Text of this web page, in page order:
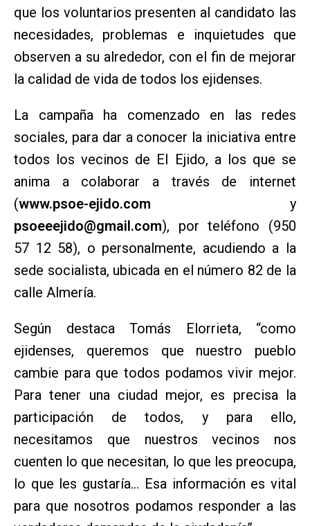
que los voluntarios presenten al candidato las
necesidades, problemas e inquietudes que
observen a su alrededor, con el fin de mejorar
la calidad de vida de todos los ejidenses.
La campaña ha comenzado en las redes
sociales, para dar a conocer la iniciativa entre
todos los vecinos de El Ejido, a los que se
anima a colaborar a través de internet
(www.psoe-ejido.com y
psoeeejido@gmail.com), por teléfono (950
57 12 58), o personalmente, acudiendo a la
sede socialista, ubicada en el número 82 de la
calle Almería.
Según destaca Tomás Elorrieta, “como
ejidenses, queremos que nuestro pueblo
cambie para que todos podamos vivir mejor.
Para tener una ciudad mejor, es precisa la
participación de todos, y para ello,
necesitamos que nuestros vecinos nos
cuenten lo que necesitan, lo que les preocupa,
lo que les gustaría… Esa información es vital
para que nosotros podamos responder a las